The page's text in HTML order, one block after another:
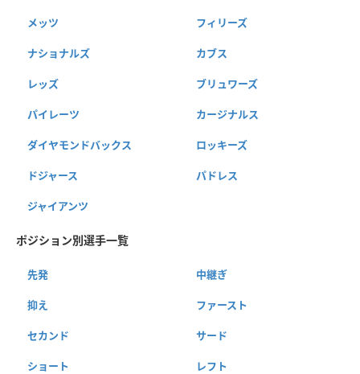
メッツ フィリーズ
ナショナルズ カブス
レッズ ブリュワーズ
パイレーツ カージナルス
ダイヤモンドバックス ロッキーズ
ドジャース パドレス
ジャイアンツ
ポジション別選手一覧
先発 中継ぎ
抑え ファースト
セカンド サード
ショート レフト